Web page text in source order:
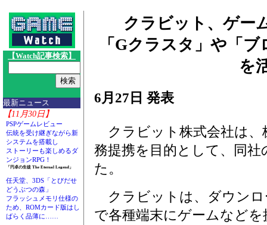
【Watch記事検索】
最新ニュース
【11月30日】
PSPゲームレビュー
伝統を受け継ぎながら新
システムを搭載し
ストーリーも楽しめるダ
ンジョンRPG！
「円卓の生徒 The Eternal Legend」
任天堂、3DS「とびだせ
どうぶつの森」
フラッシュメモリ仕様の
ため、ROMカード版はし
ばらく品薄に……
クラビット、ゲー
「Gクラスタ」や「
を
6月27日 発表
クラビット株式会社は、
務提携を目的として、同
た。
クラビットは、ダウン
で各種端末にゲームなど